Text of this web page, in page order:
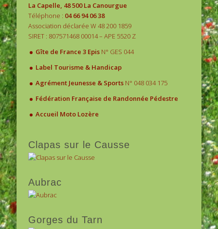
La Capelle, 48 500 La Canourgue
Téléphone : 04 66 94 06 38
Association déclarée W 48 200 1859
SIRET : 807571468 00014 – APE 5520 Z
. Gîte de France 3 Epis N° GES 044
. Label Tourisme & Handicap
. Agrément Jeunesse & Sports N° 048 034 175
. Fédération Française de Randonnée Pédestre
. Accueil Moto Lozère
Clapas sur le Causse
Aubrac
Gorges du Tarn